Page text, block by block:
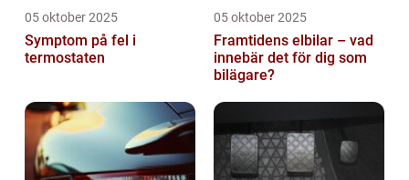
05 oktober 2025
Symptom på fel i
termostaten
05 oktober 2025
Framtidens elbilar – vad
innebär det för dig som
bilägare?